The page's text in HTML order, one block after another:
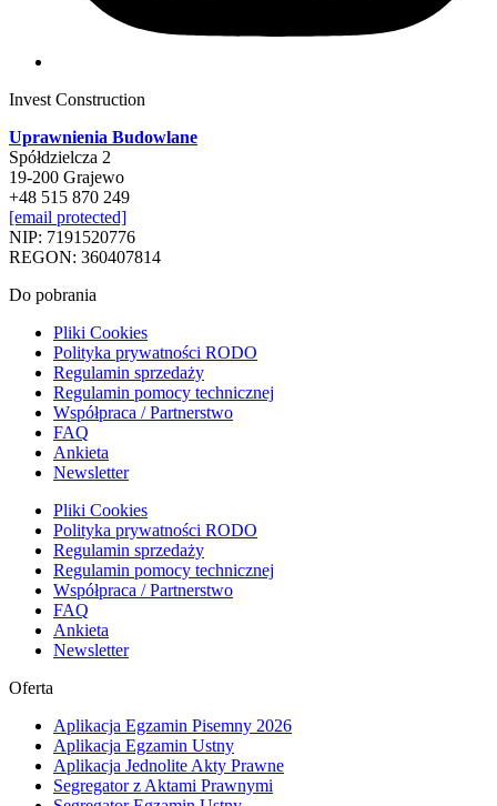
Invest Construction
Uprawnienia Budowlane
Spółdzielcza 2
19-200 Grajewo
+48 515 870 249
[email protected]
NIP: 7191520776
REGON: 360407814
Do pobrania
Pliki Cookies
Polityka prywatności RODO
Regulamin sprzedaży
Regulamin pomocy technicznej
Współpraca / Partnerstwo
FAQ
Ankieta
Newsletter
Pliki Cookies
Polityka prywatności RODO
Regulamin sprzedaży
Regulamin pomocy technicznej
Współpraca / Partnerstwo
FAQ
Ankieta
Newsletter
Oferta
Aplikacja Egzamin Pisemny 2026
Aplikacja Egzamin Ustny
Aplikacja Jednolite Akty Prawne
Segregator z Aktami Prawnymi